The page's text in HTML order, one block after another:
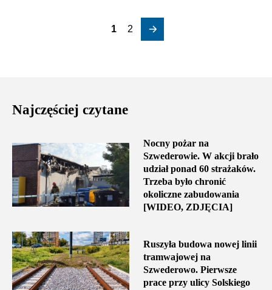
1 2
Najczęściej czytane
Nocny pożar na
Szwederowie. W akcji brało
udział ponad 60 strażaków.
Trzeba było chronić
okoliczne zabudowania
[WIDEO, ZDJĘCIA]
Ruszyła budowa nowej linii
tramwajowej na
Szwederowo. Pierwsze
prace przy ulicy Solskiego